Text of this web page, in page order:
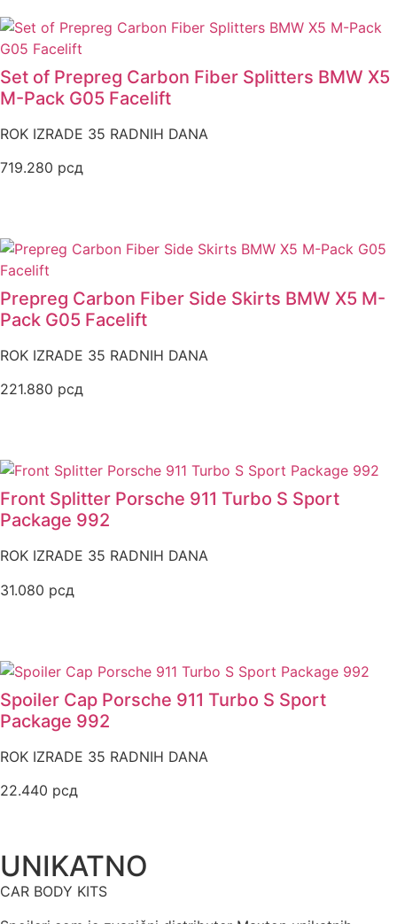
Set of Prepreg Carbon Fiber Splitters BMW X5
M-Pack G05 Facelift
ROK IZRADE 35 RADNIH DANA
719.280 рсд
Prepreg Carbon Fiber Side Skirts BMW X5 M-
Pack G05 Facelift
ROK IZRADE 35 RADNIH DANA
221.880 рсд
Front Splitter Porsche 911 Turbo S Sport
Package 992
ROK IZRADE 35 RADNIH DANA
31.080 рсд
Spoiler Cap Porsche 911 Turbo S Sport
Package 992
ROK IZRADE 35 RADNIH DANA
22.440 рсд
UNIKATNO
CAR BODY KITS